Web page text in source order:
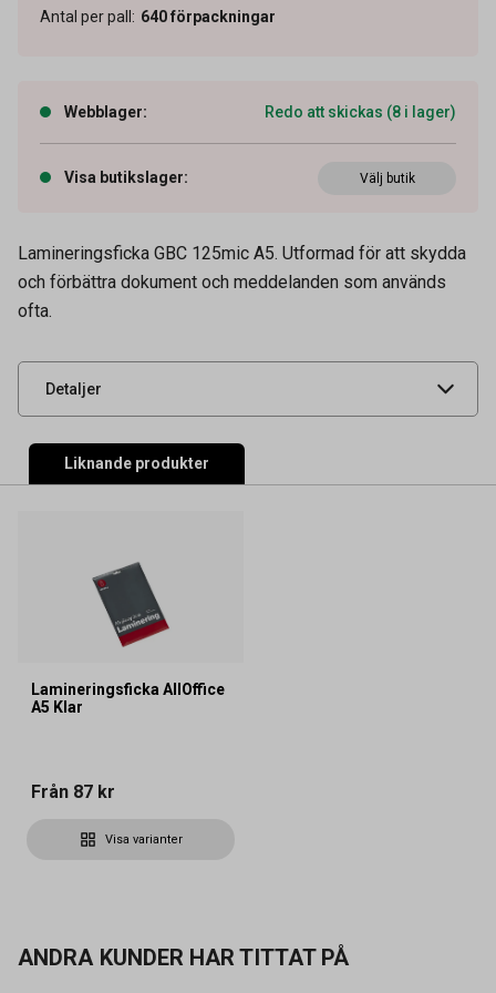
Antal per pall : 640förpackningar
Webblager: Redo att skickas (8 i lager)
Visa butikslager: Välj butik
Lamineringsficka GBC 125mic A5. Utformad för att skydda
och förbättra dokument och meddelanden som används
ofta.
Detaljer
Tidigare artikelnummer 3200749,9600045,35100011
Leverantörens
UNSPSC 44102800
Liknande produkter
Lamineringsficka AllOffice
A5 Klar
Från 87 kr
Visa varianter
ANDRA KUNDER HAR TITTAT PÅ